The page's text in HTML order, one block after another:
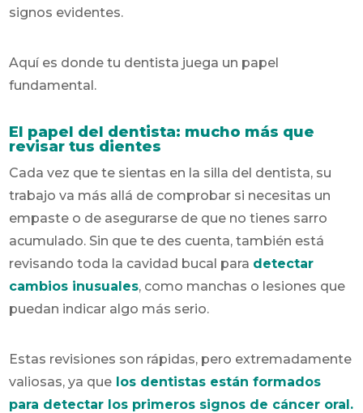
signos evidentes.
Aquí es donde tu dentista juega un papel
fundamental.
El papel del dentista: mucho más que
revisar tus dientes
Cada vez que te sientas en la silla del dentista, su
trabajo va más allá de comprobar si necesitas un
empaste o de asegurarse de que no tienes sarro
acumulado. Sin que te des cuenta, también está
revisando toda la cavidad bucal para detectar
cambios inusuales, como manchas o lesiones que
puedan indicar algo más serio.
Estas revisiones son rápidas, pero extremadamente
valiosas, ya que los dentistas están formados
para detectar los primeros signos de cáncer oral.